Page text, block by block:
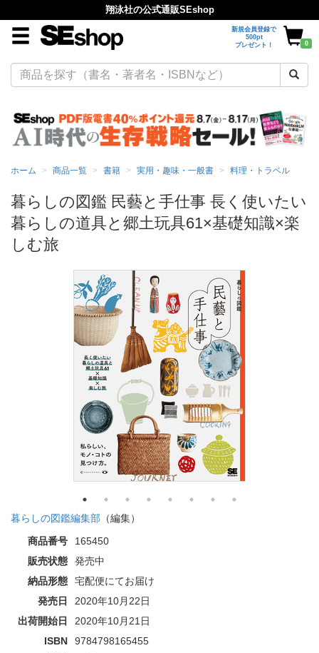
翔泳社の公式通販SEshop
新規会員登録で
500pt
プレゼント！
0
ホーム 商品一覧 書籍 実用・趣味・一般書 料理・トラベル
暮らしの図鑑 民藝と手仕事 長く使いたい
暮らしの道具と郷土玩具61×基礎知識×楽
しむ旅
暮らしの図鑑編集部 （編集）
商品番号
165450
販売状態
発売中
納品形態
宅配便にてお届け
発売日
2020年10月22日
出荷開始日
2020年10月21日
ISBN
9784798165455